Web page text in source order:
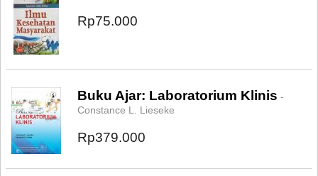
Rp75.000
Buku Ajar: Laboratorium Klinis -
Constance L. Lieseke
Rp379.000